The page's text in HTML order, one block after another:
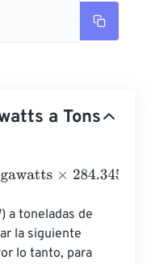
a Tons
×284.34513609
a toneladas de
la siguiente
lo tanto, para